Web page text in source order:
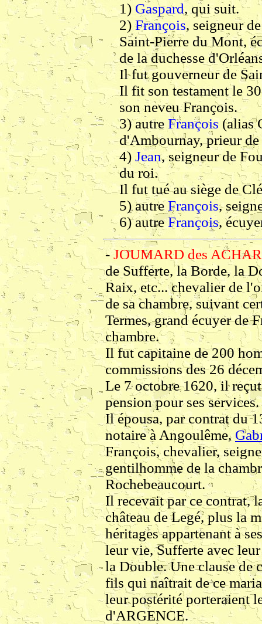
1) Gaspard, qui suit.
2)François, seigneur
Saint-Pierre du Mont,
de la duchesse
Il fut gouverneur de
Il fit son testament le
son neveu François.
3) autre François (alias
d'Ambournay, prieur
4) Jean, seigneur de
du roi.
Il fut tué au siège de
5) autreFrançois,
6) autreFrançois,
-JOUMARD des
de Sufferte, la Borde, la
Raix, etc... chevalier de
de sa chambre, suivant
Termes, grand écuyer de
chambre.
Il fut capitaine de 200
commissions des 26
Le 7 octobre 1620, il
pension pour ses services.
Il épousa, par contrat du
notaire à Angoulême,
François, chevalier,
gentilhomme de la
Rochebeaucourt.
Il recevait par ce contrat,
château de Legé, plus la
héritages appartenant à
leur vie, Sufferte avec
la Double. Une clause de
fils qui naîtrait de ce
leur postérité porteraient
d'ARGENCE.